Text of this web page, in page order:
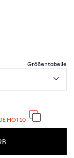
HOT10